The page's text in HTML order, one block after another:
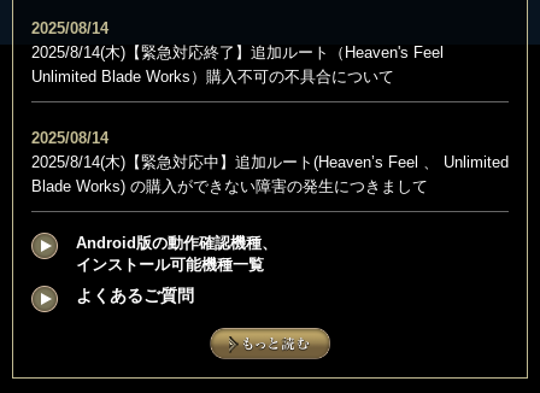
2025/08/14
2025/8/14(木)【緊急対応終了】追加ルート（Heaven's Feel
Unlimited Blade Works）購入不可の不具合について
2025/08/14
2025/8/14(木)【緊急対応中】追加ルート(Heaven’s Feel 、 Unlimited
Blade Works) の購入ができない障害の発生につきまして
Android版の動作確認機種、
インストール可能機種一覧
よくあるご質問